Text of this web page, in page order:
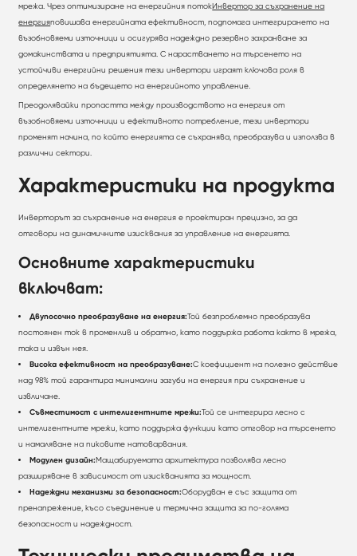
мрежа. Чрез оптимизиране на енергийния потокИнвертор за съхранение на
енергияповишава енергийната ефективност, подпомага интегрирането на
възобновяеми източници и осигурява надеждно резервно захранване за
домакинствата и предприятията. С нарастването на търсенето на
устойчиви енергийни решения тези инвертори играят ключова роля в
определянето на бъдещето на енергийното управление.
Преодолявайки пропастта между производството на енергия от
възобновяеми източници и ефективното потребление, тези инвертори
променят начина, по който енергията се съхранява, преобразува и използва в
различни сектори.
Характеристики на продукта
Инверторът за съхранение на енергия е проектиран прецизно, за да
отговори на динамичните изисквания за управление на енергията.
Основните характеристики
включват:
Двупосочно преобразуване на енергия:Той безпроблемно преобразува
постоянен ток в променлив и обратно, като поддържа работа както в мрежа,
така и извън нея.
Висока ефективност на преобразуване:С коефициент на полезно действие
над 98% той гарантира минимални загуби на енергия при съхранение и
извличане.
Съвместимост с интелигентните мрежи:Той се интегрира лесно с
интелигентните мрежи, като поддържа функции като отговор на търсенето
и намаляване на пиковите натоварвания.
Модулен дизайн:Мащабируемата архитектура позволява лесно
разширяване в зависимост от изискванията за мощност.
Надеждни механизми за безопасност:Оборудван е със защита от
пренапрежение, късо съединение и термична защита за по-голяма
безопасност и надеждност.